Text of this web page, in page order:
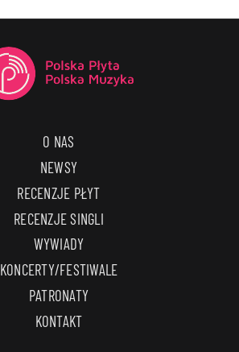
O NAS
NEWSY
RECENZJE PŁYT
RECENZJE SINGLI
WYWIADY
KONCERTY/FESTIWALE
PATRONATY
KONTAKT